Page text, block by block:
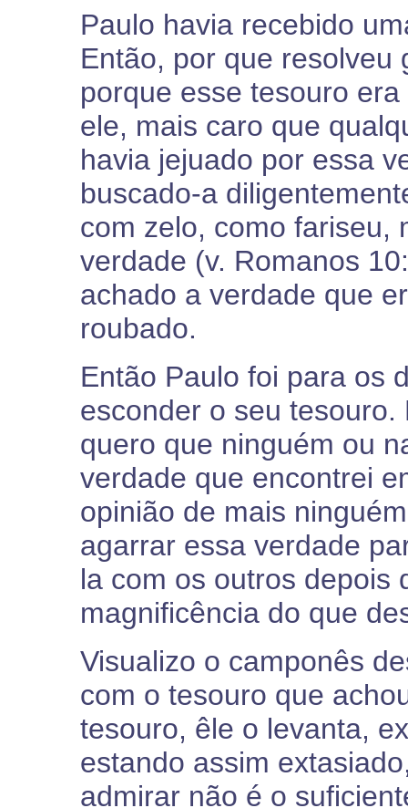
Paulo havia recebido
Então, por que resolveu
porque esse tesouro
ele, mais caro que
havia jejuado por essa
buscado-a
com zelo, como fariseu,
verdade (v. Romanos
achado a verdade que
roubado.
Então Paulo foi para os
esconder o seu
quero que ninguém ou
verdade que encontrei
opinião de mais
agarrar essa verdade
la com os outros depois
magnificência do que
Visualizo o camponês
com o tesouro que
tesouro, êle o levanta,
estando assim
admirar não é o